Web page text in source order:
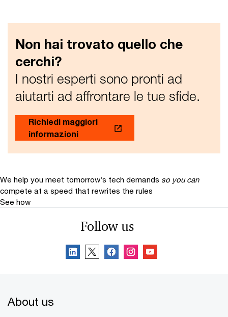
Non hai trovato quello che
cerchi?
I nostri esperti sono pronti ad
aiutarti ad affrontare le tue sfide.
Richiedi maggiori
informazioni
We help you meet tomorrow’s tech demands so you can
compete at a speed that rewrites the rules
See how
Follow us
About us